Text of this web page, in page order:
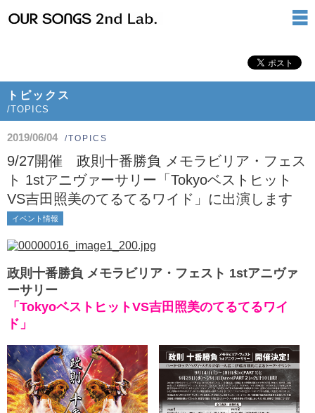
トピックス
/TOPICS
2019/06/04 /TOPICS
9/27開催 政則十番勝負 メモラビリア・フェス
ト 1stアニヴァーサリー「Tokyoベストヒット
VS吉田照美のてるてるワイド」に出演します
イベント情報
政則十番勝負 メモラビリア・フェスト 1stアニヴァ
ーサリー
「TokyoベストヒットVS吉田照美のてるてるワイ
ド」